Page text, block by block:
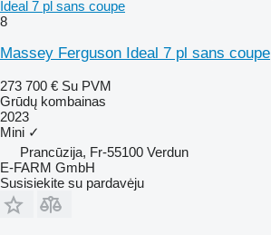
Ideal 7 pl sans coupe
8
Massey Ferguson Ideal 7 pl sans coupe
273 700 € Su PVM
Grūdų kombainas
2023
Mini ✓
Prancūzija, Fr-55100 Verdun
E-FARM GmbH
Susisiekite su pardavėju